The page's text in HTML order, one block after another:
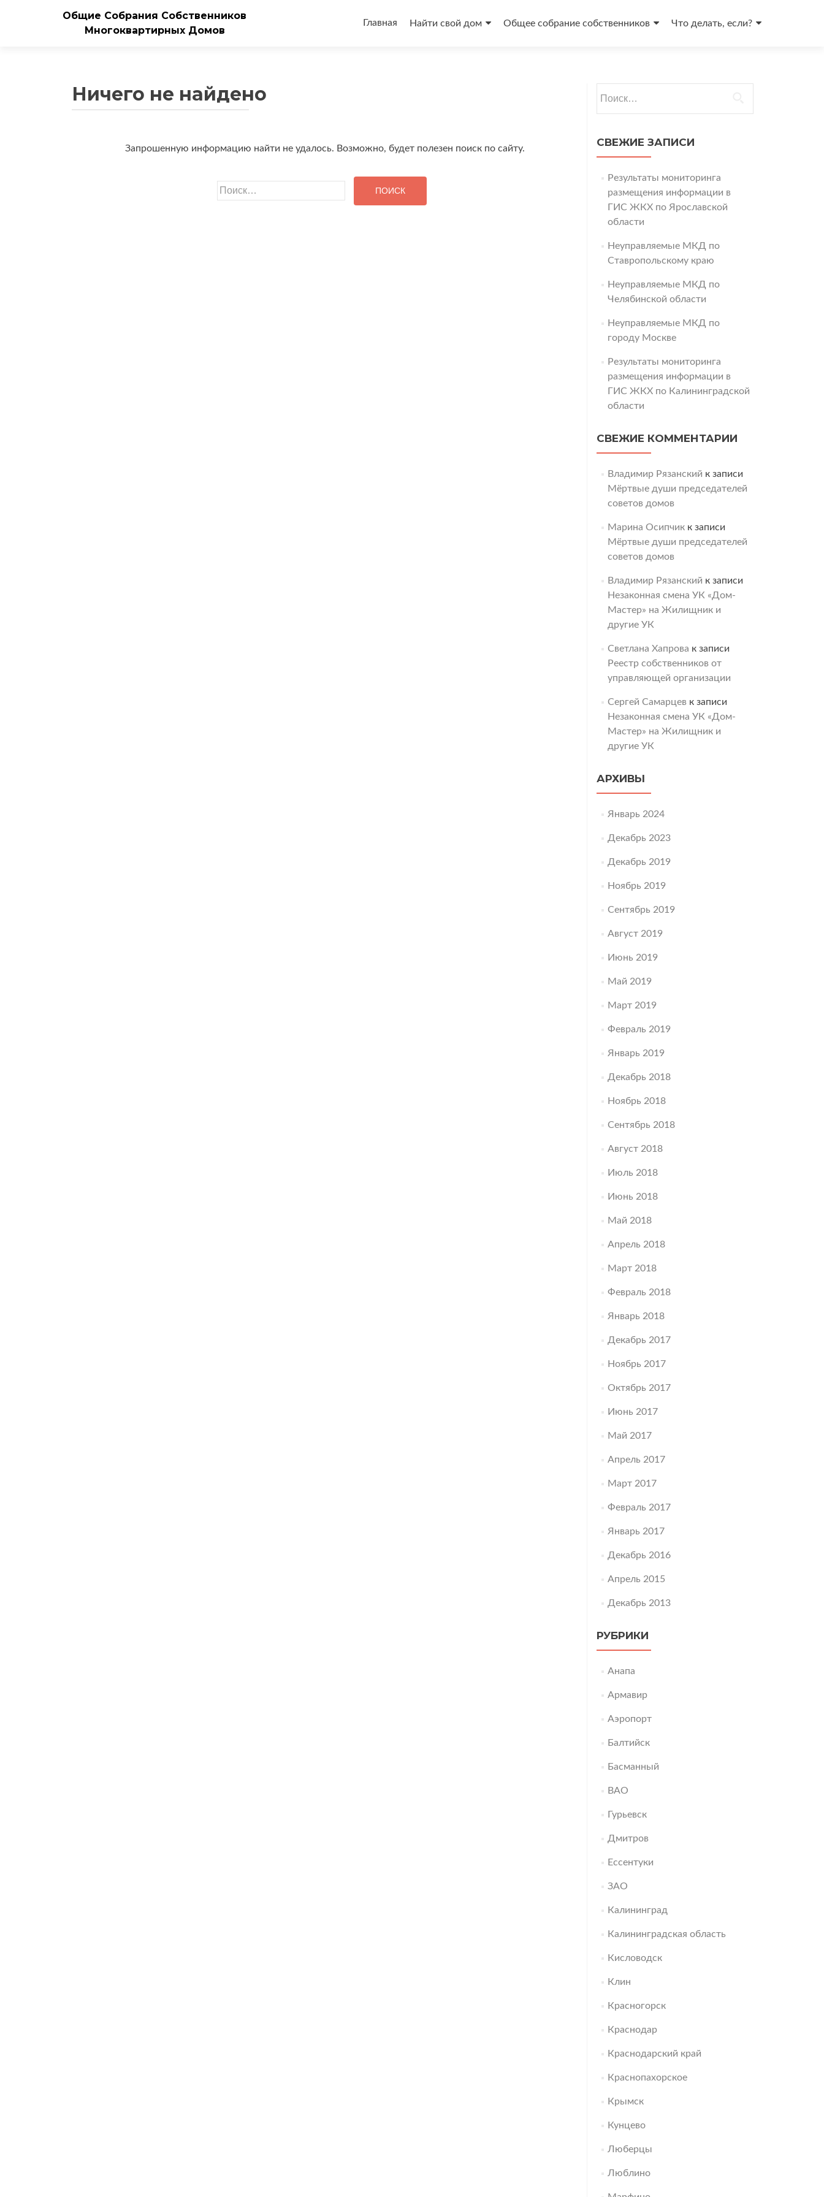
Общие Собрания Собственников
Многоквартирных Домов
кГлавная Найти свой дом Общее собрание собственников Что делать, если?
Ничего не найдено
Запрошенную информацию найти не удалось. Возможно, будет полезен поиск по сайту.
Найти:
СВЕЖИЕ ЗАПИСИ
Результаты мониторинга
размещения информации в
ГИС ЖКХ по Ярославской
области
Неуправляемые МКД по
Ставропольскому краю
Неуправляемые МКД по
Челябинской области
Неуправляемые МКД по
городу Москве
Результаты мониторинга
размещения информации в
ГИС ЖКХ по Калининградской
области
СВЕЖИЕ КОММЕНТАРИИ
Владимир Рязанский к записи
Мёртвые души председателей
советов домов
Марина Осипчикк записи
Мёртвые души председателей
советов домов
Владимир Рязанский к записи
Незаконная смена УК «Дом-
Мастер» на Жилищник и
другие УК
Светлана Хапрова к записи
Реестр собственников от
управляющей организации
Сергей Самарцевк записи
Незаконная смена УК «Дом-
Мастер» на Жилищник и
другие УК
АРХИВЫ
Январь 2024
Декабрь 2023
Декабрь 2019
Ноябрь 2019
Сентябрь 2019
Август 2019
Июнь 2019
Май 2019
Март 2019
Февраль 2019
Январь 2019
Декабрь 2018
Ноябрь 2018
Сентябрь 2018
Август 2018
Июль 2018
Июнь 2018
Май 2018
Апрель 2018
Март 2018
Февраль 2018
Январь 2018
Декабрь 2017
Ноябрь 2017
Октябрь 2017
Июнь 2017
Май 2017
Апрель 2017
Март 2017
Февраль 2017
Январь 2017
Декабрь 2016
Апрель 2015
Декабрь 2013
РУБРИКИ
Анапа
Армавир
Аэропорт
Балтийск
Басманный
ВАО
Гурьевск
Дмитров
Ессентуки
ЗАО
Калининград
Калининградская область
Кисловодск
Клин
Красногорск
Краснодар
Краснодарский край
Краснопахорское
Крымск
Кунцево
Люберцы
Люблино